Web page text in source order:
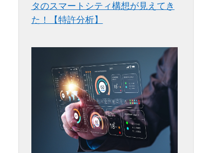
タのスマートシティ構想が見えてき
た！【特許分析】